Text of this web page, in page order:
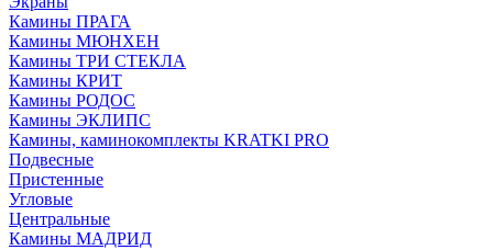
Камины ПРАГА
Камины МЮНХЕН
Камины ТРИ СТЕКЛА
Камины КРИТ
Камины РОДОС
Камины ЭКЛИПС
Камины, каминокомплекты KRATKI PRO
Подвесные
Пристенные
Угловые
Центральные
Камины МАДРИД